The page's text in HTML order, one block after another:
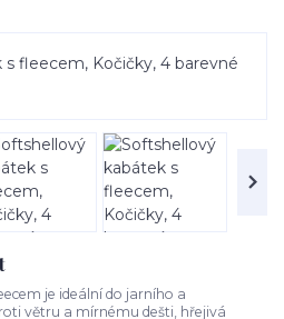
je ideální do jarního a
větru a mírnému dešti, hřejivá